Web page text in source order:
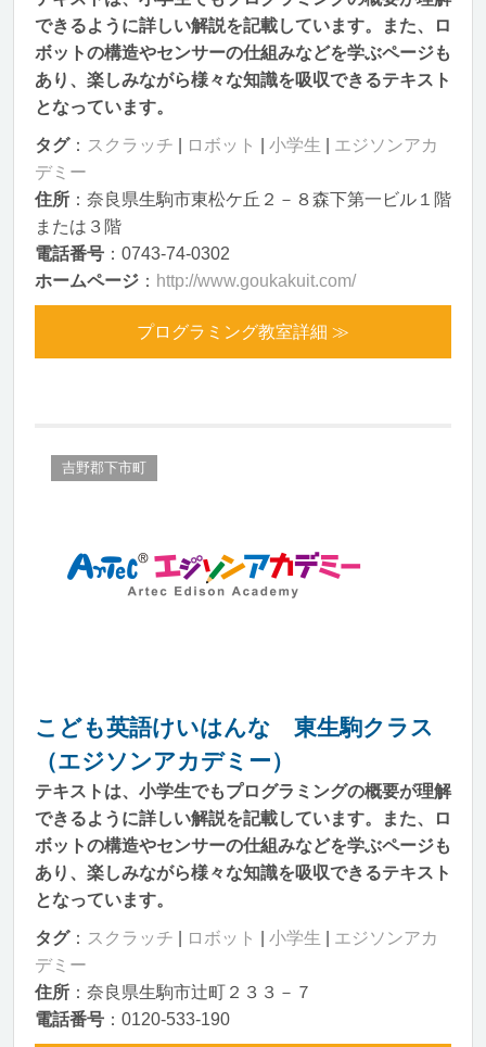
できるように詳しい解説を記載しています。また、ロ
ボットの構造やセンサーの仕組みなどを学ぶページも
あり、楽しみながら様々な知識を吸収できるテキスト
となっています。
タグ： スクラッチ ロボット 小学生
エジソンアカ
デミー
住所 ：奈良県生駒市東松ケ丘２－８森下第一ビル１階
または３階
電話番号 ：0743-74-0302
ホームページ ： http://www.goukakuit.com/
プログラミング教室詳細 ≫
吉野郡下市町
こども英語けいはんな 東生駒クラス
（エジソンアカデミー）
テキストは、小学生でもプログラミングの概要が理解
できるように詳しい解説を記載しています。また、ロ
ボットの構造やセンサーの仕組みなどを学ぶページも
あり、楽しみながら様々な知識を吸収できるテキスト
となっています。
タグ： スクラッチ ロボット 小学生
エジソンアカ
デミー
住所 ：奈良県生駒市辻町２３３－７
電話番号 ：0120-533-190